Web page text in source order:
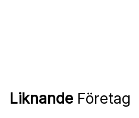
Liknande Företag